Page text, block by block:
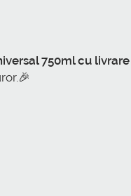
750ml cu livrare